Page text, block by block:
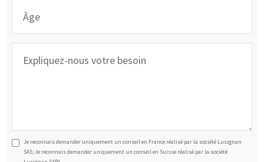
Je reconnais demander uniquement un conseil en France réalisé par la société Lusignan
SAS; Je reconnais demander uniquement un conseil en Suisse réalisé par la société